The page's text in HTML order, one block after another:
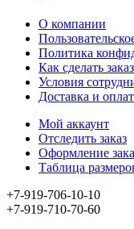
О компании
Политика
Как сделать заказ
Условия
Доставка и
Мой аккаунт
Отследить заказ
Оформление
Таблица
+7-919-706-10-10
+7-919-710-70-60